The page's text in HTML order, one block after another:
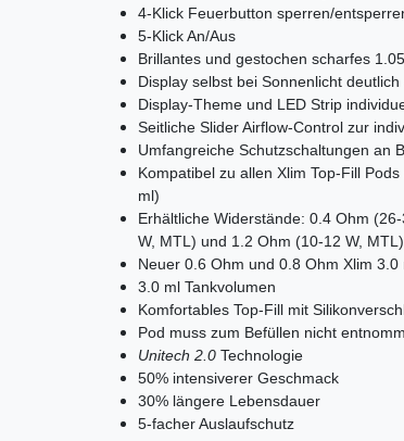
4-Klick Feuerbutton sperren/
5-Klick An/Aus
Brillantes und gestochen scharfes
Display selbst bei Sonnenlicht
Display-Theme und LED Strip
Seitliche Slider Airflow-Control zur
Umfangreiche Schutzschaltungen an
Kompatibel zu allen Xlim Top-Fill
ml)
Erhältliche Widerstände: 0.4 Ohm
W, MTL) und 1.2 Ohm (10-12 W, MTL)
Neuer 0.6 Ohm und 0.8 Ohm Xlim
3.0 ml Tankvolumen
Komfortables Top-Fill mit
Pod muss zum Befüllen nicht
Unitech 2.0 Technologie
50% intensiverer Geschmack
30% längere Lebensdauer
5-facher Auslaufschutz